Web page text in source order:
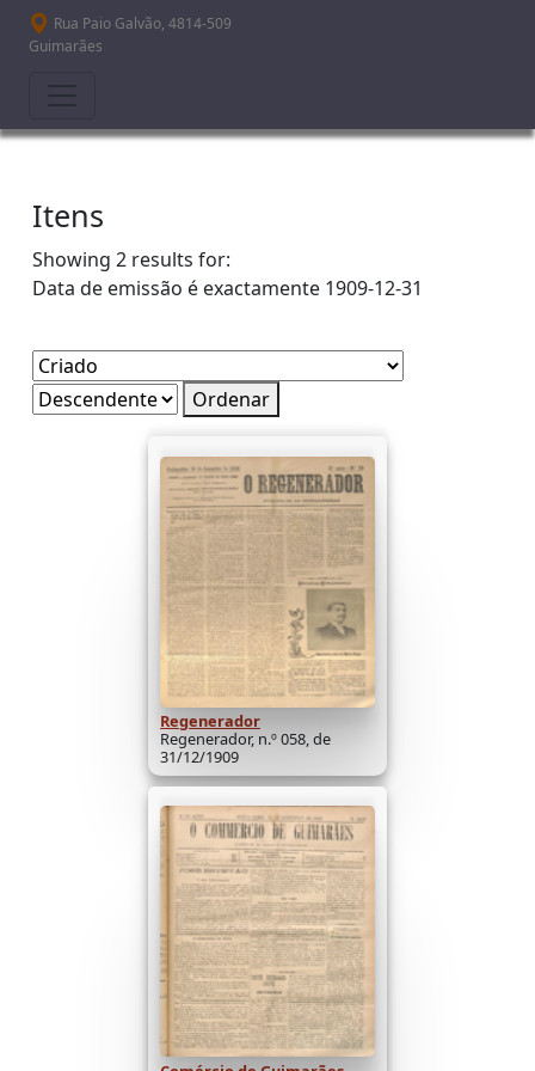
Passar para o conteúdo principal
Rua Paio Galvão, 4814-509
Guimarães
Itens
Showing 2 results for:
Data de emissão é exactamente 1909-12-31
Ordenar
Regenerador
Regenerador, n.º 058, de
31/12/1909